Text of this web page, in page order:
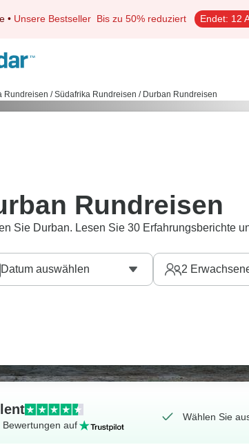
• Unsere Bestseller Bis zu 50% reduziert Endet: 12
Rundreisen / Südafrika Rundreisen / Durban Rundreisen
Rundreisen
Sie Durban. Lesen Sie 30 Erfahrungsberichte
Datum auswählen 2
Bewertungen auf
Wählen Sie